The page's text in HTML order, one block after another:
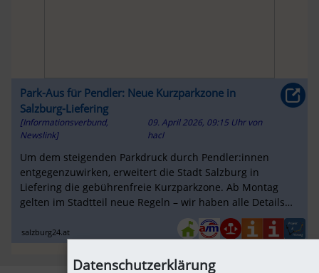
Park-Aus für Pendler: Neue Kurzparkzone in
Salzburg-Liefering
[Informationsverbund,
Newslink]
09. April 2026, 09:15 Uhr von
hacl
Um dem steigenden Parkdruck durch Pendler:innen
entgegenzuwirken, erweitert die Stadt Salzburg in
Liefering die gebührenfreie Kurzparkzone. Ab Montag
gelten im Stadtteil neue Regeln – wir haben alle Details
salzburg24.at
Datenschutzerklärung